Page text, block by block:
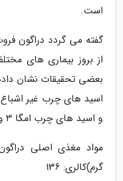
است.
گفته می گردد دراگون
از بروز بیماری های
بعضی تحقیقات نشان
اسید های چرب غیر اشباع
و اسید های چرب امگا 3 و امگا 6 است.
گرم)کالری: 136